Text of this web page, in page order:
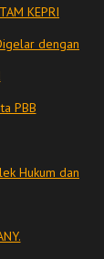
KEPRI
dengan
PBB
Hukum dan